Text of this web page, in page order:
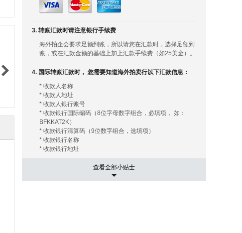
3. 转账汇款时请注意银行手续费
海外拍企会要求足额到账，所以请您在汇款时，选择足额到
账，或在汇款金额的基础上加上汇款手续费（如25美金）。
4. 国际转账汇款时， 您需要知道海外拍卖行以下汇款信息：
* 收款人名称
* 收款人地址
* 收款人银行账号
* 收款银行国际编码（8位字母数字组合，必填项， 如：
BFKKAT2K）
* 收款银行清算码（9位数字组合，选填项）
* 收款银行名称
* 收款银行地址
有的海外拍卖行会替您安排和协调运输， 您只需要支付相关
查看全部小贴士